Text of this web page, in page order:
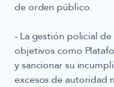
de orden público.
- La gestión policial
objetivos como
y sancionar su
excesos de autoridad